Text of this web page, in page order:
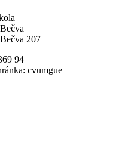
207
94
cvumgue